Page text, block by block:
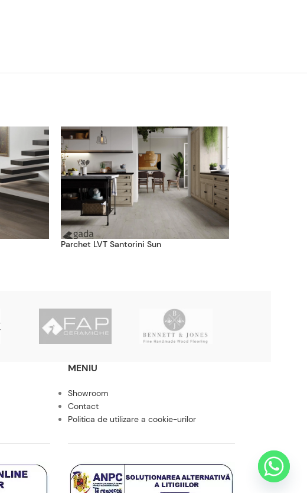
Parchet LVT Santorini Sun
MENIU
Showroom
Contact
Politica de utilizare a cookie-urilor